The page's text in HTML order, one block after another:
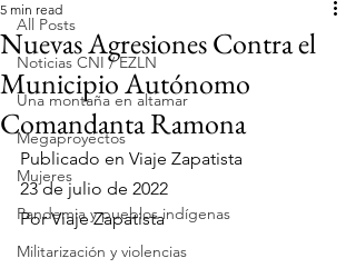
All Posts
Noticias CNI / EZLN
Una montaña en altamar
Megaproyectos
Mujeres
Pandemia y pueblos indígenas
Militarización y violencias
Nuevas Agresiones Contra el
Municipio Autónomo
Comandanta Ramona
5 min read
Publicado en Viaje Zapatista
23 de julio de 2022
Por Viaje Zapatista